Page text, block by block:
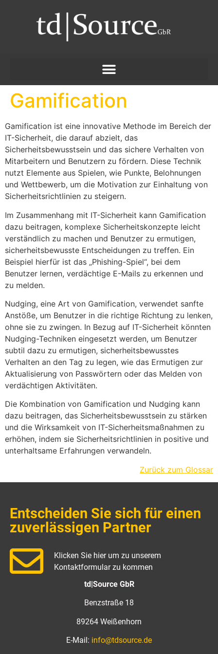
Gamification
Gamification ist eine innovative Methode im Bereich der
IT-Sicherheit, die darauf abzielt, das
Sicherheitsbewusstsein und das sichere Verhalten von
Mitarbeitern und Benutzern zu fördern. Diese Technik
nutzt Elemente aus Spielen, wie Punkte, Belohnungen
und Wettbewerb, um die Motivation zur Einhaltung von
Sicherheitsrichtlinien zu steigern.
Im Zusammenhang mit IT-Sicherheit kann Gamification
dazu beitragen, komplexe Sicherheitskonzepte leicht
verständlich zu machen und Benutzer zu ermutigen,
sicherheitsbewusste Entscheidungen zu treffen. Ein
Beispiel hierfür ist das „Phishing-Spiel“, bei dem
Benutzer lernen, verdächtige E-Mails zu erkennen und
zu melden.
Nudging, eine Art von Gamification, verwendet sanfte
Anstöße, um Benutzer in die richtige Richtung zu lenken,
ohne sie zu zwingen. In Bezug auf IT-Sicherheit könnten
Nudging-Techniken eingesetzt werden, um Benutzer
subtil dazu zu ermutigen, sicherheitsbewusstes
Verhalten an den Tag zu legen, wie das Ermutigen zur
Aktualisierung von Passwörtern oder das Melden von
verdächtigen Aktivitäten.
Die Kombination von Gamification und Nudging kann
dazu beitragen, das Sicherheitsbewusstsein zu stärken
und die Wirksamkeit von IT-Sicherheitsmaßnahmen zu
erhöhen, indem sie Sicherheitsrichtlinien in positive und
unterhaltsame Erfahrungen verwandeln.
Zurück zum Glossar
Entscheiden Sie sich für einen
zuverlässigen Partner
Klicken Sie hier um zu unserem
Kontaktformular zu kommen
td|Source GbR
Benzstraße 18
89264 Weißenhorn
E-Mail: info@tdsource.de